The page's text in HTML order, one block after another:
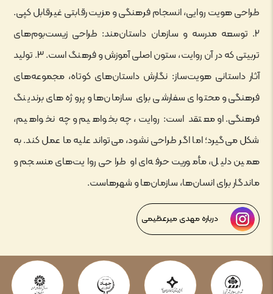
طراحی هویت روایی، انسجام فرهنگی و مزیت رقابتی غیرقابل کپی.
۲. توسعه مدرسه و سازمان داستان‌مند: طراحی زیست‌بوم‌های
تربیتی که در آن روایت، ستون اصلی آموزش و فرهنگ است. ۳. تولید
آثار داستانی هویت‌ساز: نگارش داستان‌های کوتاه، مجموعه‌های
فرهنگی و محتوای سفارشی برای سازمان‌ها و پروژه‌های برندینگ
فرهنگی. او معتقد است: روایت، چه بخواهیم و چه نخواهیم،
شکل می‌گیرد؛ اما اگر طراحی نشود، می‌تواند علیه ما عمل کند. به
همین دلیل، مأموریت حرفه‌ای او طراحی روایت‌های منسجم و
ماندگار برای انسان‌ها، سازمان‌ها و شهرهاست.
درباره مهدی میرعظیمی